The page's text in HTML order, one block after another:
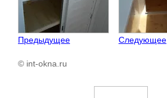
Предыдущее Следующее
© int-okna.ru